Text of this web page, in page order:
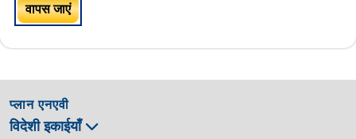
वापस जाएं
प्लान एनएवी
विदेशी इकाईयाँ